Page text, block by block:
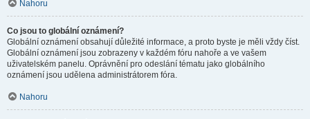
Nahoru
Co jsou to globální oznámení?
Globální oznámení obsahují důležité informace, a proto byste je měli vždy číst.
Globální oznámení jsou zobrazeny v každém fóru nahoře a ve vašem
uživatelském panelu. Oprávnění pro odeslání tématu jako globálního
oznámení jsou udělena administrátorem fóra.
Nahoru